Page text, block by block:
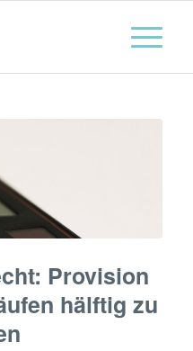
Provision
hälftig zu